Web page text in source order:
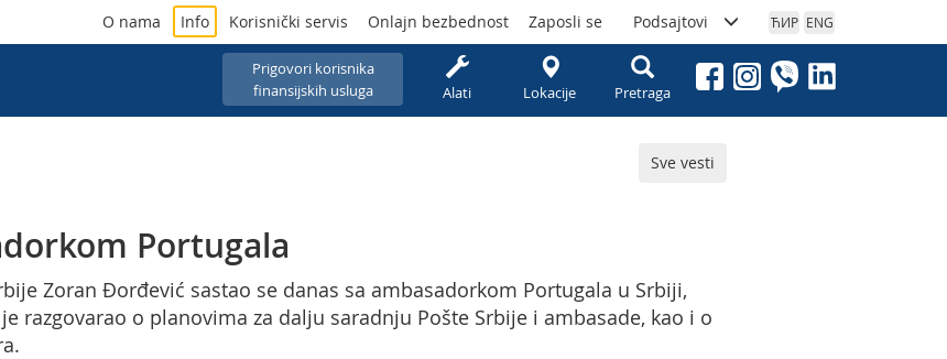
Prigovori korisnika
finansijskih usluga
Alati Lokacije Pretraga
O nama Info Korisnički servis Onlajn bezbednost Zaposli se Podsajtovi ЋИР ENG
Sve vesti
Portugala
Zoran Đorđević sastao se danas sa ambasadorkom Portugala u Srbiji,
razgovarao o planovima za dalju saradnju Pošte Srbije i ambasade, kao i o